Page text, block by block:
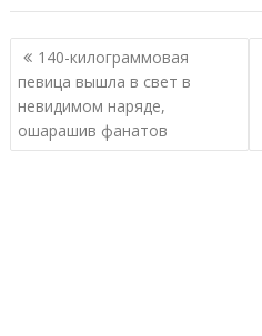
Навигация
по
записям
140-килограммовая
певица вышла в свет в
невидимом наряде,
ошарашив фанатов